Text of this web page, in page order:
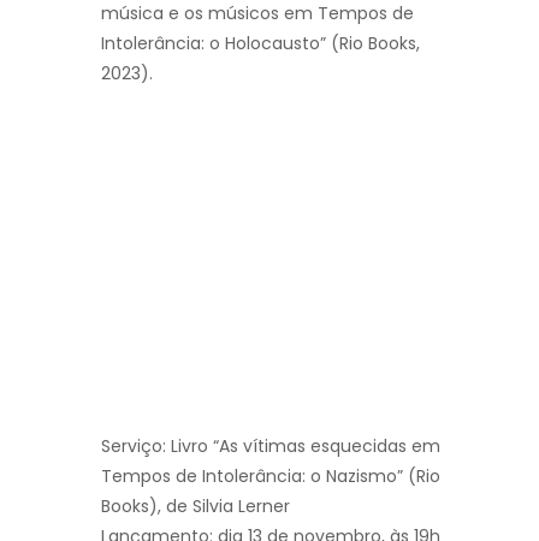
música e os músicos em Tempos de
Intolerância: o Holocausto” (Rio Books,
2023).
Serviço: Livro “As vítimas esquecidas em
Tempos de Intolerância: o Nazismo” (Rio
Books), de Silvia Lerner
Lançamento: dia 13 de novembro, às 19h